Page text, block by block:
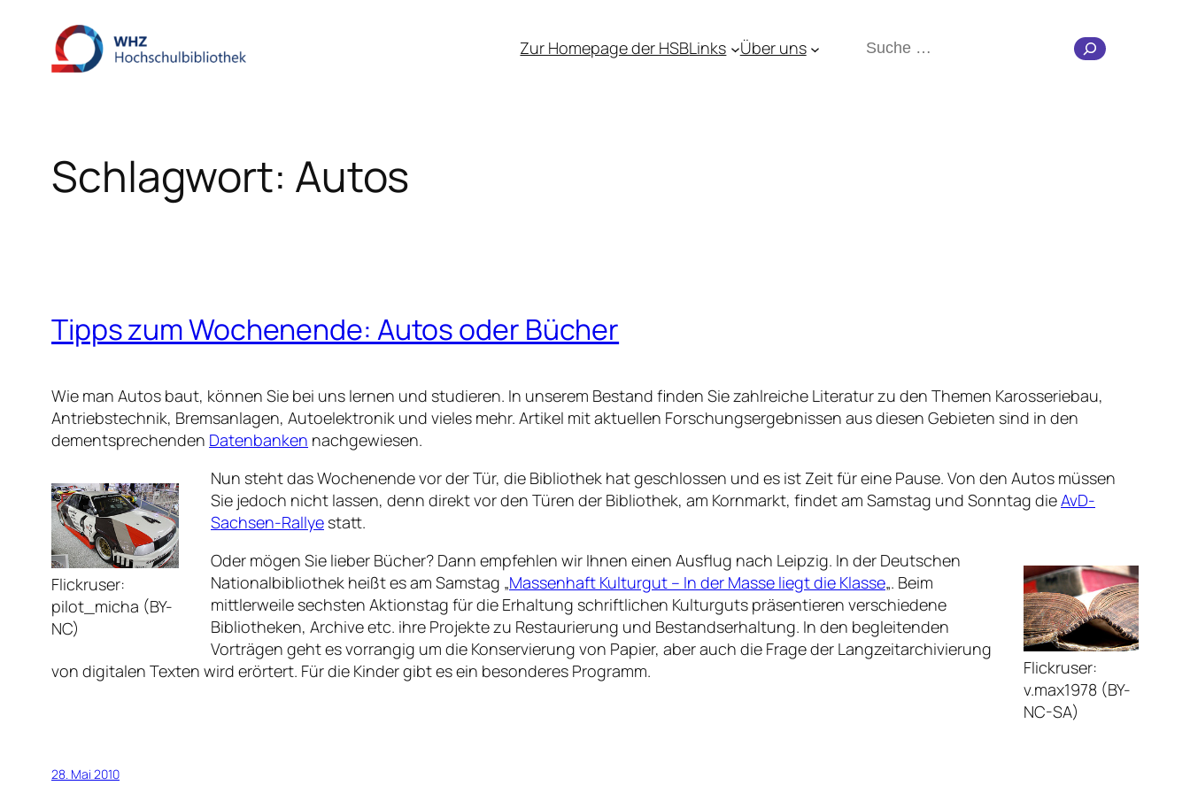
springen
Zur Homepage der HSBLinks Über uns Suchen
Schlagwort: Autos
Tipps zum Wochenende: Autos oder Bücher
Wie man Autos baut, können Sie bei uns lernen und studieren. In unserem Bestand finden Sie zahlreiche Literatur zu den Themen Karosseriebau,
Antriebstechnik, Bremsanlagen, Autoelektronik und vieles mehr. Artikel mit aktuellen Forschungsergebnissen aus diesen Gebieten sind in den
dementsprechenden Datenbanken nachgewiesen.
Flickruser:
pilot_micha (BY-
NC)
Nun steht das Wochenende vor der Tür, die Bibliothek hat geschlossen und es ist Zeit für eine Pause. Von den Autos müssen
Sie jedoch nicht lassen, denn direkt vor den Türen der Bibliothek, am Kornmarkt, findet am Samstag und Sonntag dieAvD-
Sachsen-Rallye statt.
Flickruser:
v.max1978 (BY-
NC-SA)
Oder mögen Sie lieber Bücher? Dann empfehlen wir Ihnen einen Ausflug nach Leipzig. In der Deutschen
Nationalbibliothek heißt es am Samstag „Massenhaft Kulturgut – In der Masse liegt die Klasse„. Beim
mittlerweile sechsten Aktionstag für die Erhaltung schriftlichen Kulturguts präsentieren verschiedene
Bibliotheken, Archive etc. ihre Projekte zu Restaurierung und Bestandserhaltung. In den begleitenden
Vorträgen geht es vorrangig um die Konservierung von Papier, aber auch die Frage der Langzeitarchivierung
von digitalen Texten wird erörtert. Für die Kinder gibt es ein besonderes Programm.
28. Mai 2010